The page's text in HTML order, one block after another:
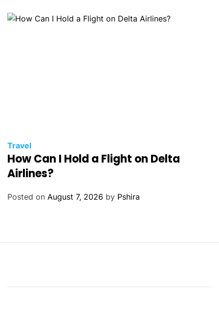
Travel
How Can I Hold a Flight on Delta
Airlines?
Posted on August 7, 2026 by Pshira